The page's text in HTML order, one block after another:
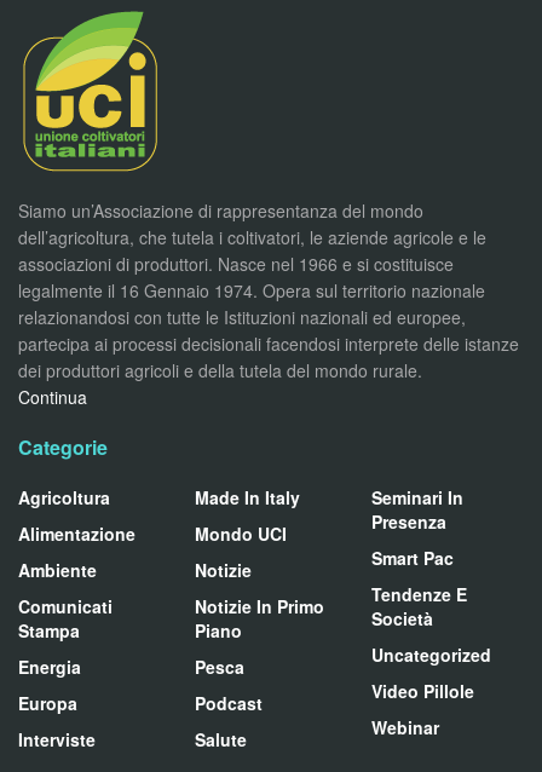
Siamo un’Associazione di rappresentanza del mondo
dell’agricoltura, che tutela i coltivatori, le aziende agricole e le
associazioni di produttori. Nasce nel 1966 e si costituisce
legalmente il 16 Gennaio 1974. Opera sul territorio nazionale
relazionandosi con tutte le Istituzioni nazionali ed europee,
partecipa ai processi decisionali facendosi interprete delle istanze
dei produttori agricoli e della tutela del mondo rurale.
Continua
Categorie
Agricoltura
Alimentazione
Ambiente
Comunicati
Stampa
Energia
Europa
Interviste
Made In Italy
Mondo UCI
Notizie
Notizie In Primo
Piano
Pesca
Podcast
Salute
Seminari In
Presenza
Smart Pac
Tendenze E
Società
Uncategorized
Video Pillole
Webinar